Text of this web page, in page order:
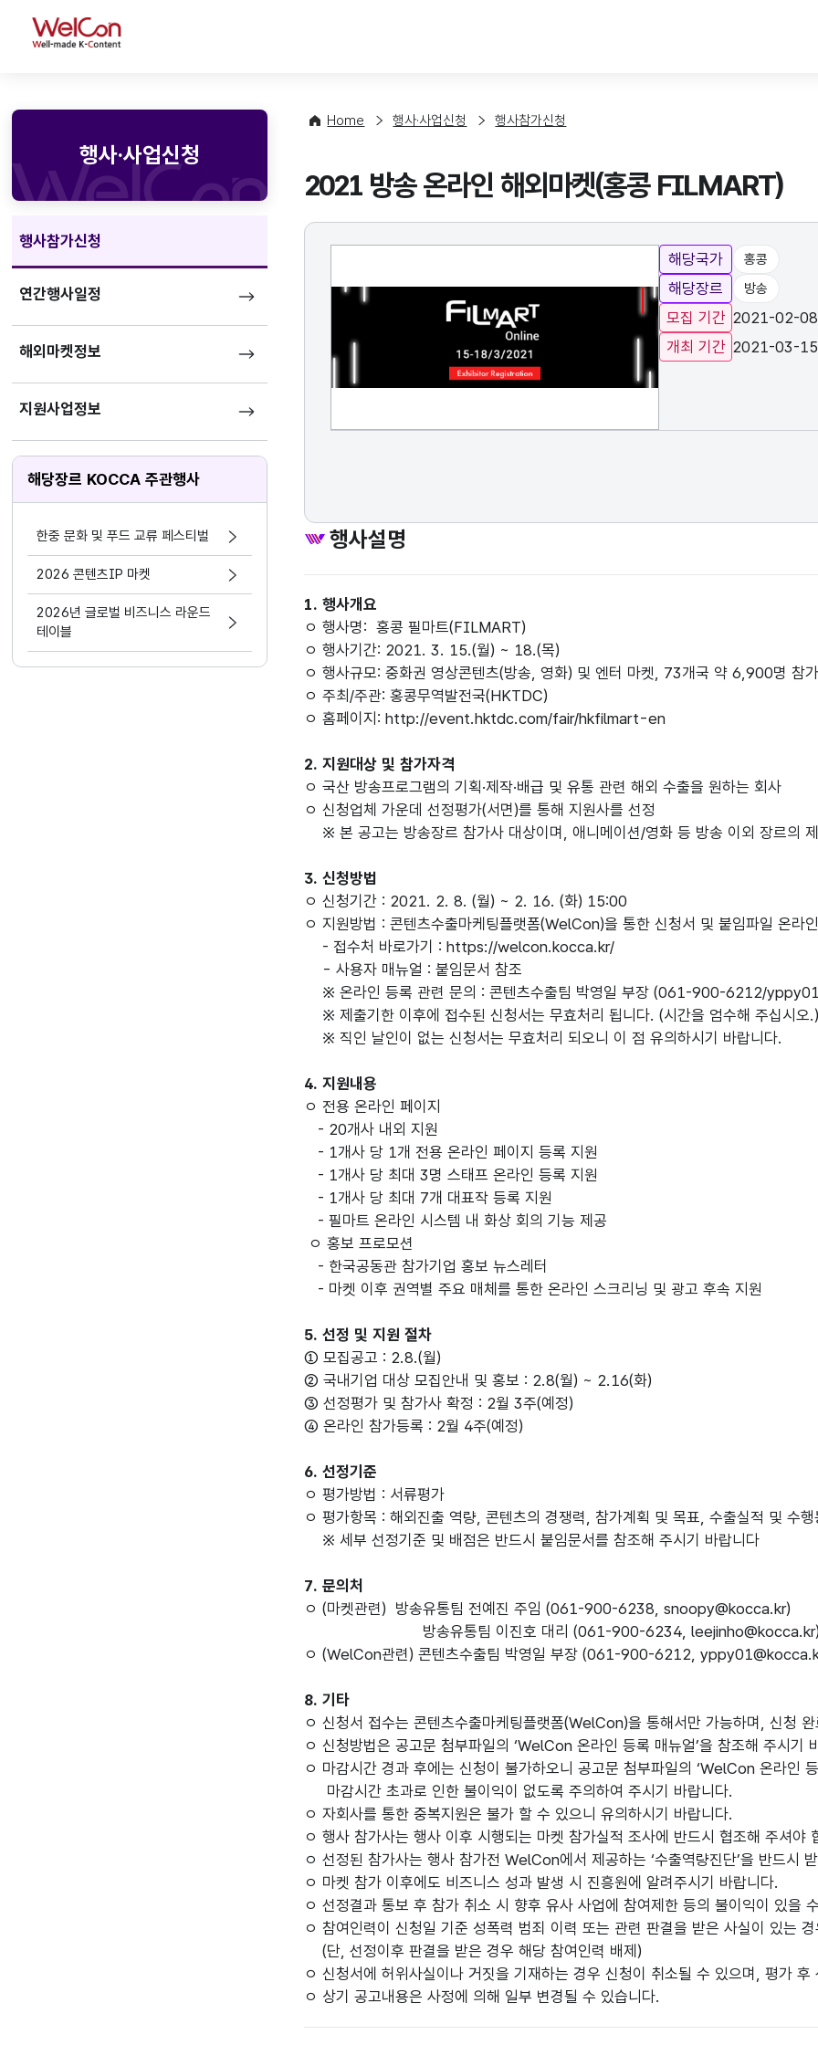
WelCon
행사·사업신청
행사참가신청
연간행사일정
해외마켓정보
지원사업정보
해당장르 KOCCA 주관행사
한중 문화 및 푸드 교류 페스티벌
2026 콘텐츠IP 마켓
2026년 글로벌 비즈니스 라운드
테이블
Home 행사·사업신청 행사참가신청
2021 방송 온라인 해외마켓(홍콩 FILMART)
해당국가 홍콩
해당장르 방송
모집 기간 2021-02-
개최 기간 2021-03-
행사설명
1. 행사개요
ㅇ 행사명: 홍콩 필마트(FILMART)
ㅇ 행사기간: 2021. 3. 15.(월) ~ 18.(목)
ㅇ 행사규모: 중화권 영상콘텐츠(방송, 영화) 및 엔터 마켓, 73개국 약 6,900명 참
ㅇ 주최/주관: 홍콩무역발전국(HKTDC)
ㅇ 홈페이지: http://event.hktdc.com/fair/hkfilmart-en
2. 지원대상 및 참가자격
ㅇ 국산 방송프로그램의 기획·제작·배급 및 유통 관련 해외 수출을 원하는 회사
ㅇ 신청업체 가운데 선정평가(서면)를 통해 지원사를 선정
※ 본 공고는 방송장르 참가사 대상이며, 애니메이션/영화 등 방송 이외 장르의
3. 신청방법
ㅇ 신청기간 : 2021. 2. 8. (월) ~ 2. 16. (화) 15:00
ㅇ 지원방법 : 콘텐츠수출마케팅플랫폼(WelCon)을 통한 신청서 및 붙임파일 온라
- 접수처 바로가기 : https://welcon.kocca.kr/
- 사용자 매뉴얼 : 붙임문서 참조
※ 온라인 등록 관련 문의 : 콘텐츠수출팀 박영일 부장 (061-900-6212/
※ 제출기한 이후에 접수된 신청서는 무효처리 됩니다. (시간을 엄수해 주십시오.)
※ 직인 날인이 없는 신청서는 무효처리 되오니 이 점 유의하시기 바랍니다.
4. 지원내용
ㅇ 전용 온라인 페이지
- 20개사 내외 지원
- 1개사 당 1개 전용 온라인 페이지 등록 지원
- 1개사 당 최대 3명 스태프 온라인 등록 지원
- 1개사 당 최대 7개 대표작 등록 지원
- 필마트 온라인 시스템 내 화상 회의 기능 제공
ㅇ 홍보 프로모션
- 한국공동관 참가기업 홍보 뉴스레터
- 마켓 이후 권역별 주요 매체를 통한 온라인 스크리닝 및 광고 후속 지원
5. 선정 및 지원 절차
① 모집공고 : 2.8.(월)
② 국내기업 대상 모집안내 및 홍보 : 2.8(월) ~ 2.16(화)
③ 선정평가 및 참가사 확정 : 2월 3주(예정)
④ 온라인 참가등록 : 2월 4주(예정)
6. 선정기준
ㅇ 평가방법 : 서류평가
ㅇ 평가항목 : 해외진출 역량, 콘텐츠의 경쟁력, 참가계획 및 목표, 수출실적 및 수
※ 세부 선정기준 및 배점은 반드시 붙임문서를 참조해 주시기 바랍니다
7. 문의처
ㅇ (마켓관련) 방송유통팀 전예진 주임 (061-900-6238, snoopy@kocca.kr)
방송유통팀 이진호 대리 (061-900-6234, leejinho@kocca.kr)
ㅇ (WelCon관련) 콘텐츠수출팀 박영일 부장 (061-900-6212,
8. 기타
ㅇ 신청서 접수는 콘텐츠수출마케팅플랫폼(WelCon)을 통해서만 가능하며, 신청
ㅇ 신청방법은 공고문 첨부파일의 ‘WelCon 온라인 등록 매뉴얼’을 참조해 주시기
ㅇ 마감시간 경과 후에는 신청이 불가하오니 공고문 첨부파일의 ‘WelCon 온라인
마감시간 초과로 인한 불이익이 없도록 주의하여 주시기 바랍니다.
ㅇ 자회사를 통한 중복지원은 불가 할 수 있으니 유의하시기 바랍니다.
ㅇ 행사 참가사는 행사 이후 시행되는 마켓 참가실적 조사에 반드시 협조해 주셔
ㅇ 선정된 참가사는 행사 참가전 WelCon에서 제공하는 ‘수출역량진단’을 반드시
ㅇ 마켓 참가 이후에도 비즈니스 성과 발생 시 진흥원에 알려주시기 바랍니다.
ㅇ 선정결과 통보 후 참가 취소 시 향후 유사 사업에 참여제한 등의 불이익이 있을
ㅇ 참여인력이 신청일 기준 성폭력 범죄 이력 또는 관련 판결을 받은 사실이 있는
(단, 선정이후 판결을 받은 경우 해당 참여인력 배제)
ㅇ 신청서에 허위사실이나 거짓을 기재하는 경우 신청이 취소될 수 있으며, 평가
ㅇ 상기 공고내용은 사정에 의해 일부 변경될 수 있습니다.